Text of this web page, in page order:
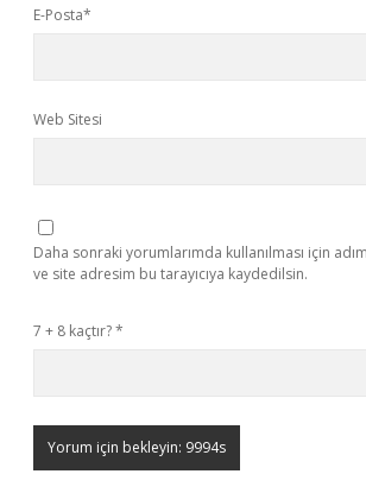
E-Posta*
Web Sitesi
Daha sonraki yorumlarımda kullanılması için
ve site adresim bu tarayıcıya kaydedilsin.
7 + 8 kaçtır?*